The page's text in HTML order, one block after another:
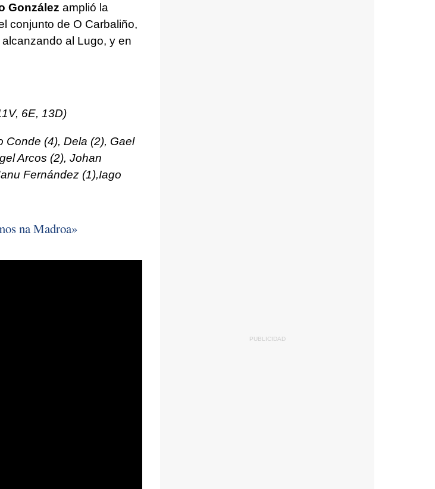
González amplió la
conjunto de O Carbaliño,
al Lugo, y en
6E, 13D)
Conde (4), Dela (2), Gael
Arcos (2), Johan
Fernández (1),Iago
na Madroa»